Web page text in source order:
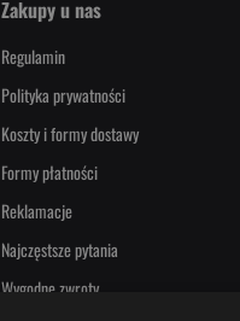
Zakupy u nas
Regulamin
Polityka prywatności
Koszty i formy dostawy
Formy płatności
Reklamacje
Najczęstsze pytania
Wygodne zwroty